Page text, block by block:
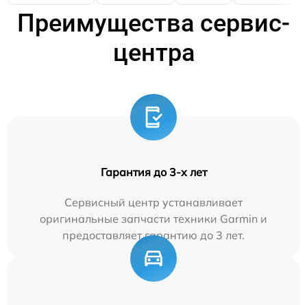
Преимущества сервис-
центра
Гарантия до 3-х лет
Сервисный центр устанавливает
оригинальные запчасти техники Garmin и
предоставляет гарантию до 3 лет.